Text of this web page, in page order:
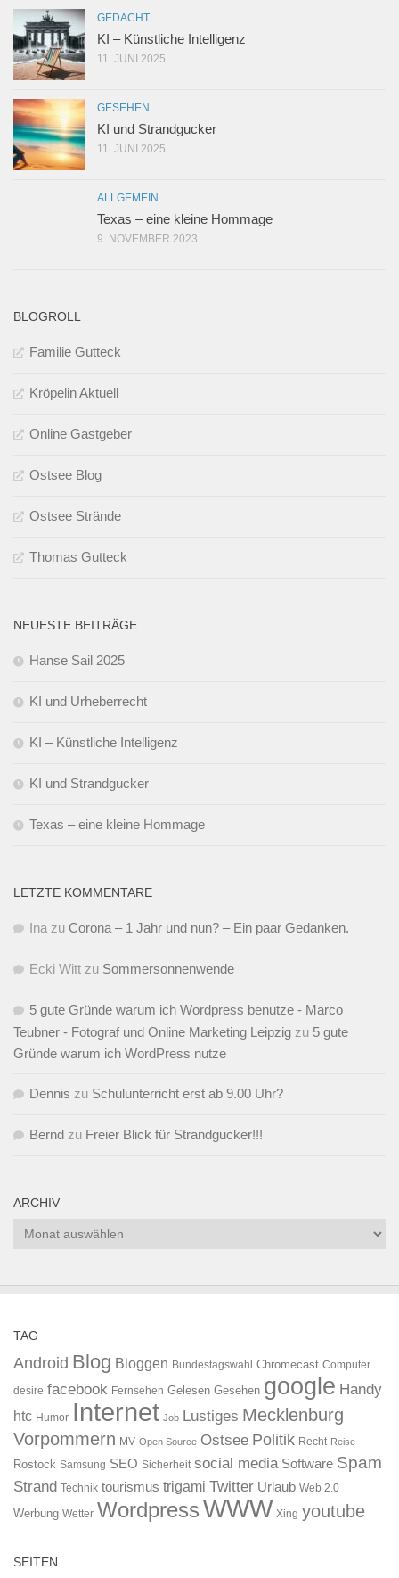
GEDACHT
KI – Künstliche Intelligenz
11. JUNI 2025
GESEHEN
KI und Strandgucker
11. JUNI 2025
ALLGEMEIN
Texas – eine kleine Hommage
9. NOVEMBER 2023
BLOGROLL
Familie Gutteck
Kröpelin Aktuell
Online Gastgeber
Ostsee Blog
Ostsee Strände
Thomas Gutteck
NEUESTE BEITRÄGE
Hanse Sail 2025
KI und Urheberrecht
KI – Künstliche Intelligenz
KI und Strandgucker
Texas – eine kleine Hommage
LETZTE KOMMENTARE
Ina zu Corona – 1 Jahr und nun? – Ein paar Gedanken.
Ecki Witt zu Sommersonnenwende
5 gute Gründe warum ich Wordpress benutze - Marco
Teubner - Fotograf und Online Marketing Leipzig zu 5 gute
Gründe warum ich WordPress nutze
Dennis zu Schulunterricht erst ab 9.00 Uhr?
Bernd zu Freier Blick für Strandgucker!!!
ARCHIV
Archiv
TAG
Android Blog Bloggen Bundestagswahl Chromecast Computer
desire facebook Fernsehen Gelesen Gesehen google Handy
htc Humor Internet Job Lustiges Mecklenburg
Vorpommern MV Open Source Ostsee Politik Recht Reise
Rostock Samsung SEO Sicherheit social media Software Spam
Strand Technik tourismus trigami Twitter Urlaub Web 2.0
Werbung Wetter WordpressWWW Xing youtube
SEITEN